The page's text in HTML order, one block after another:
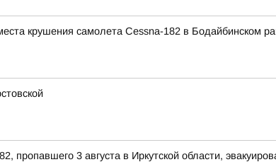
крушения самолета Cessna-182 в Бодайбинском
пропавшего 3 августа в Иркутской области,